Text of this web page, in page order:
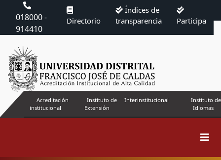
018000 -
914410
Directorio
Índices de
transparencia
Participa
Acreditación
institucional
Instituto de
Extensión
Interinstitucional
Instituto de
Idiomas